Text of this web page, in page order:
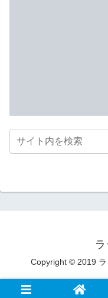
Copyright © 2019